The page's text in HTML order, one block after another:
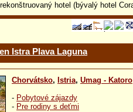
hotel (bývalý hotel
Istra Plava Laguna
Chorvátsko, Istria, Umag - Katoro
- Pobytové zájazdy
- Pre rodiny s deťmi